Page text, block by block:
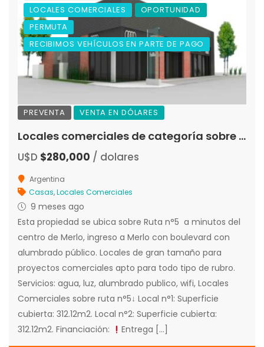
LOCALES COMERCIALES
OPORTUNIDAD
PERMUTA
RECIBIMOS VEHÍCULOS EN PARTE DE PAGO
PREVENTA VENTA EN DÓLARES
Locales comerciales de categoría sobre Ruta n°5 en Merlo «Preventa»
U$D $280,000 / dolares
Argentina
Casas,Locales Comerciales
9 meses ago
Esta propiedad se ubica sobre Ruta n°5 a minutos del
centro de Merlo, ingreso a Merlo con boulevard con
alumbrado público. Locales de gran tamaño para
proyectos comerciales apto para todo tipo de rubro.
Servicios: agua, luz, alumbrado publico, wifi, Locales
Comerciales sobre ruta n°5↓ Local n°1: Superficie
cubierta: 312.12m2. Local n°2: Superficie cubierta:
312.12m2. Financiación:
Entrega […]